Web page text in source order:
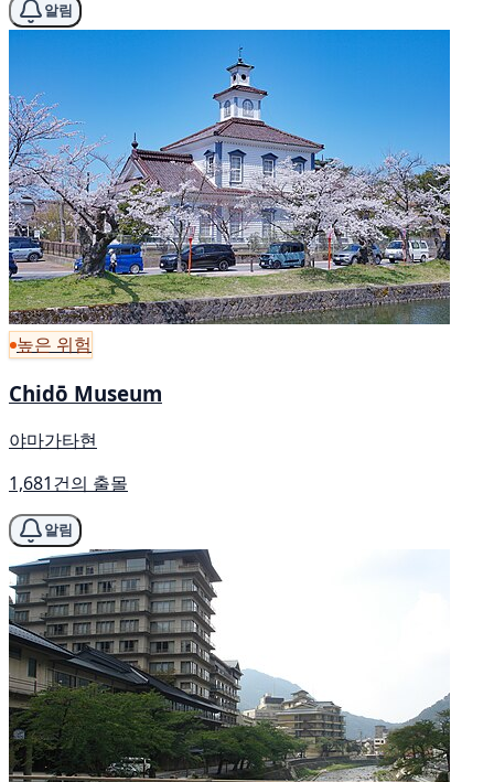
알림
높은 위험
Chidō Museum
야마가타현
1,681건의 출몰
알림